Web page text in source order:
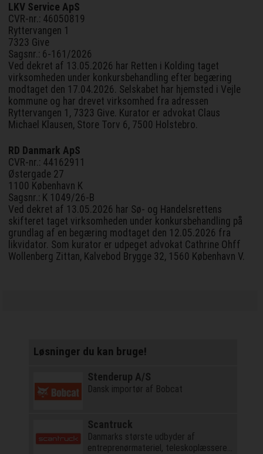
LKV Service ApS
CVR-nr.: 46050819
Ryttervangen 1
7323 Give
Sagsnr.: 6-161/2026
Ved dekret af 13.05.2026 har Retten i Kolding taget
virksomheden under konkursbehandling efter begæring
modtaget den 17.04.2026. Selskabet har hjemsted i Vejle
kommune og har drevet virksomhed fra adressen
Ryttervangen 1, 7323 Give. Kurator er advokat Claus
Michael Klausen, Store Torv 6, 7500 Holstebro.
RD Danmark ApS
CVR-nr.: 44162911
Østergade 27
1100 København K
Sagsnr.: K 1049/26-B
Ved dekret af 13.05.2026 har Sø- og Handelsrettens
skifteret taget virksomheden under konkursbehandling på
grundlag af en begæring modtaget den 12.05.2026 fra
likvidator. Som kurator er udpeget advokat Cathrine Ohff
Wollenberg Zittan, Kalvebod Brygge 32, 1560 København V.
Løsninger du kan bruge!
Stenderup A/S
Dansk importør af Bobcat
Scantruck
Danmarks største udbyder af
entreprenørmateriel, teleskoplæssere